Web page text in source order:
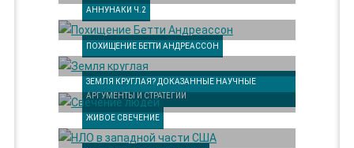
АННУНАКИ Ч.2
ПОХИЩЕНИЕ БЕТТИ АНДРЕАССОН
ЗЕМЛЯ КРУГЛАЯ? ДОКАЗАННЫЕ НАУЧНЫЕ
АРГУМЕНТЫ И СТРАТЕГИИ
ЖИВОЕ СВЕЧЕНИЕ